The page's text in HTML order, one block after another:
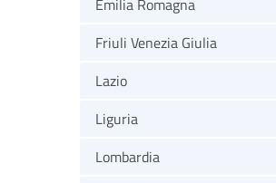
Emilia Romagna
Friuli Venezia Giulia
Lazio
Liguria
Lombardia